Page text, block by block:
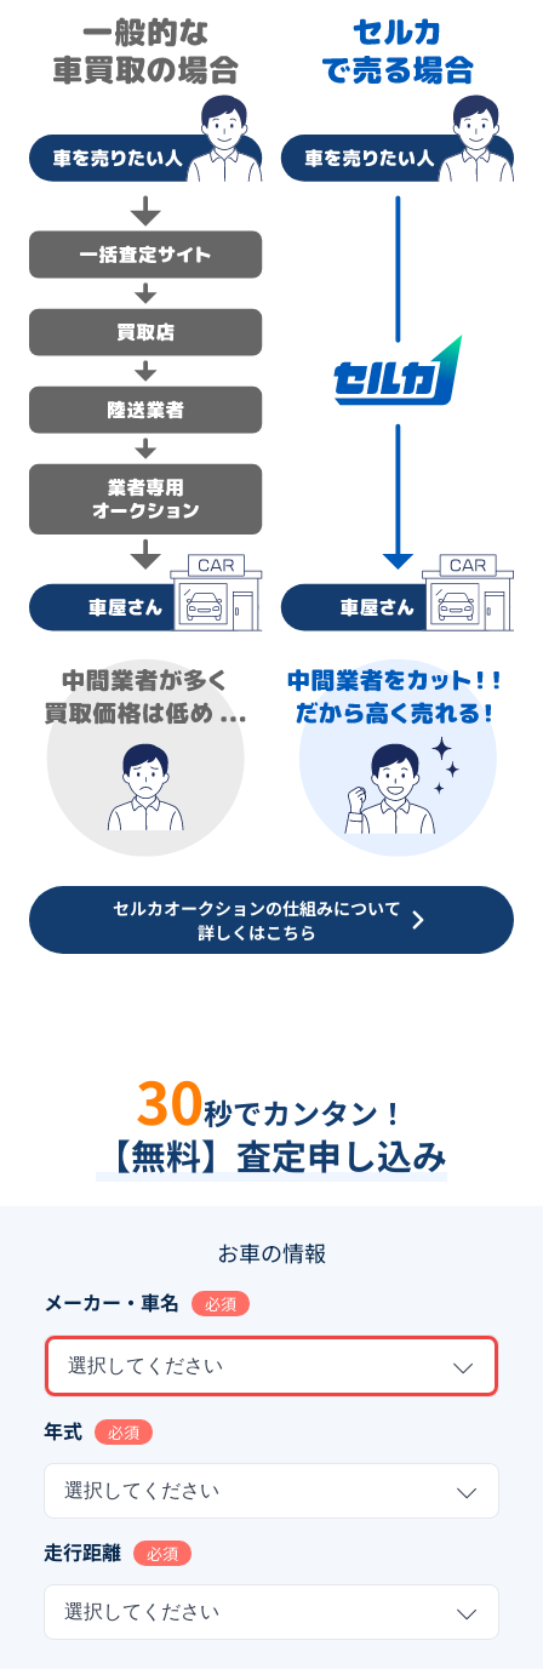
セルカオークションの仕組みについて
詳しくはこちら
30秒でカンタン！
【無料】査定申し込み
お車の情報
メーカー・車名 必須
選択してください
年式 必須
選択してください
走行距離 必須
選択してください